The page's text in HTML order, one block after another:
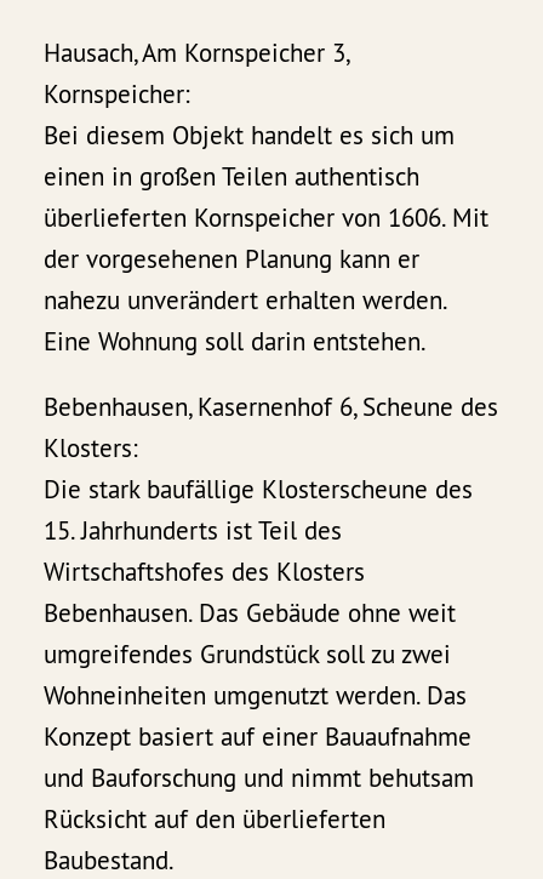
Hausach, Am Kornspeicher 3,
Kornspeicher:
Bei diesem Objekt handelt es sich um
einen in großen Teilen authentisch
überlieferten Kornspeicher von 1606. Mit
der vorgesehenen Planung kann er
nahezu unverändert erhalten werden.
Eine Wohnung soll darin entstehen.
Bebenhausen, Kasernenhof 6, Scheune des
Klosters:
Die stark baufällige Klosterscheune des
15. Jahrhunderts ist Teil des
Wirtschaftshofes des Klosters
Bebenhausen. Das Gebäude ohne weit
umgreifendes Grundstück soll zu zwei
Wohneinheiten umgenutzt werden. Das
Konzept basiert auf einer Bauaufnahme
und Bauforschung und nimmt behutsam
Rücksicht auf den überlieferten
Baubestand.